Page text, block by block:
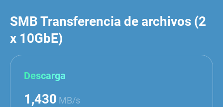
SMB Transferencia de archivos (2
x 10GbE)
Descarga
1,430 MB/s